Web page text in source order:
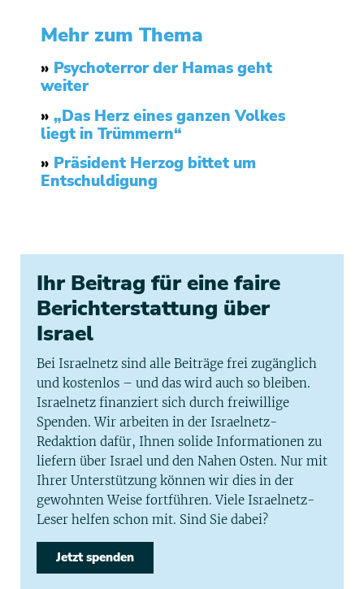
Mehr zum Thema
» Psychoterror der Hamas geht
weiter
» „Das Herz eines ganzen Volkes
liegt in Trümmern“
» Präsident Herzog bittet um
Entschuldigung
Ihr Beitrag für eine faire
Berichterstattung über
Israel
Bei Israelnetz sind alle Beiträge frei zugänglich
und kostenlos – und das wird auch so bleiben.
Israelnetz finanziert sich durch freiwillige
Spenden. Wir arbeiten in der Israelnetz-
Redaktion dafür, Ihnen solide Informationen zu
liefern über Israel und den Nahen Osten. Nur mit
Ihrer Unterstützung können wir dies in der
gewohnten Weise fortführen. Viele Israelnetz-
Leser helfen schon mit. Sind Sie dabei?
Jetzt spenden